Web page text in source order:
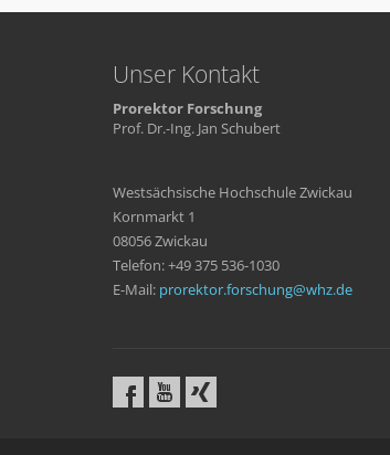
Unser Kontakt
Prorektor Forschung
Prof. Dr.-Ing. Jan Schubert
Westsächsische Hochschule Zwickau
Kornmarkt 1
08056 Zwickau
Telefon: +49 375 536-1030
E-Mail: prorektor.forschung whzde